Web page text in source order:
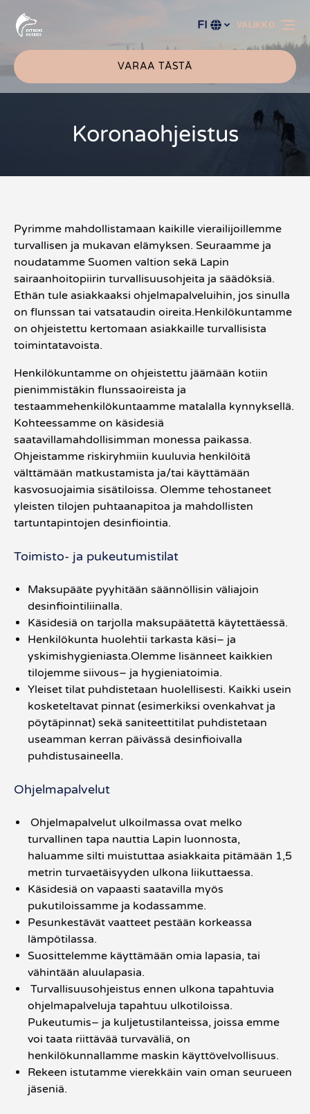
Siirry ensisijaiseen siirtymispalkkiin
Siirry sisältöön
Siirry alatunnisteeseen
kieli
FI
VARAA TÄSTÄ
VALIKKO
Koronaohjeistus
Pyrimme mahdollistamaan kaikille vierailijoillemme
turvallisen ja mukavan elämyksen. Seuraamme ja
noudatamme Suomen valtion sekä Lapin
sairaanhoitopiirin turvallisuusohjeita ja säädöksiä.
Ethän tule asiakkaaksi ohjelmapalveluihin, jos sinulla
on flunssan tai vatsataudin oireita.Henkilökuntamme
on ohjeistettu kertomaan asiakkaille turvallisista
toimintatavoista.
Henkilökuntamme on ohjeistettu jäämään kotiin
pienimmistäkin flunssaoireista ja
testaammehenkilökuntaamme matalalla kynnyksellä.
Kohteessamme on käsidesiä
saatavillamahdollisimman monessa paikassa.
Ohjeistamme riskiryhmiin kuuluvia henkilöitä
välttämään matkustamista ja/tai käyttämään
kasvosuojaimia sisätiloissa. Olemme tehostaneet
yleisten tilojen puhtaanapitoa ja mahdollisten
tartuntapintojen desinfiointia.
Toimisto- ja pukeutumistilat
Maksupääte pyyhitään säännöllisin väliajoin
desinfiointiliinalla.
Käsidesiä on tarjolla maksupäätettä käytettäessä.
Henkilökunta huolehtii tarkasta käsi– ja
yskimishygieniasta.Olemme lisänneet kaikkien
tilojemme siivous– ja hygieniatoimia.
Yleiset tilat puhdistetaan huolellisesti. Kaikki usein
kosketeltavat pinnat (esimerkiksi ovenkahvat ja
pöytäpinnat) sekä saniteettitilat puhdistetaan
useamman kerran päivässä desinfioivalla
puhdistusaineella.
Ohjelmapalvelut
Ohjelmapalvelut ulkoilmassa ovat melko
turvallinen tapa nauttia Lapin luonnosta,
haluamme silti muistuttaa asiakkaita pitämään 1,5
metrin turvaetäisyyden ulkona liikuttaessa.
Käsidesiä on vapaasti saatavilla myös
pukutiloissamme ja kodassamme.
Pesunkestävät vaatteet pestään korkeassa
lämpötilassa.
Suosittelemme käyttämään omia lapasia, tai
vähintään aluulapasia.
Turvallisuusohjeistus ennen ulkona tapahtuvia
ohjelmapalveluja tapahtuu ulkotiloissa.
Pukeutumis– ja kuljetustilanteissa, joissa emme
voi taata riittävää turvaväliä, on
henkilökunnallamme maskin käyttövelvollisuus.
Rekeen istutamme vierekkäin vain oman seurueen
jäseniä.